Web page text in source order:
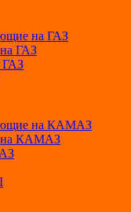
на ГАЗ
ГАЗ
ГАЗ
на КАМАЗ
на КАМАЗ